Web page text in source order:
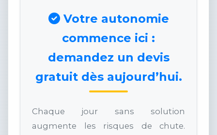
Votre autonomie
commence ici :
demandez un devis
gratuit dès aujourd’hui.
Chaque jour sans solution
augmente les risques de chute.